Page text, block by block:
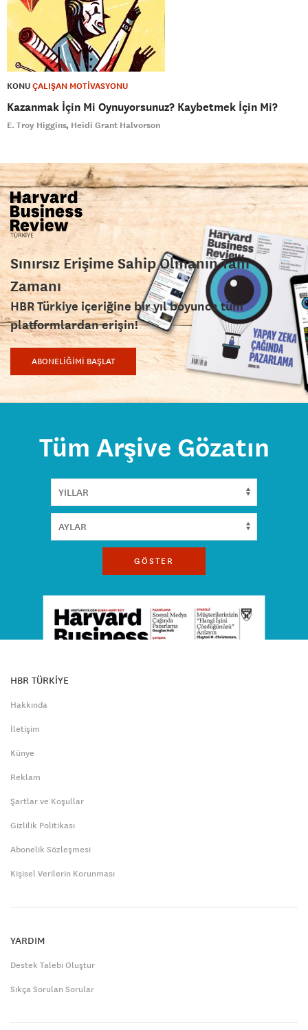
KONUÇALIŞAN MOTİVASYONU
Kazanmak İçin Mi Oynuyorsunuz? Kaybetmek İçin Mi?
E. Troy Higgins Heidi Grant Halvorson
Sınırsız Erişime Sahip Olmanın Tam
Zamanı
HBR Türkiye içeriğine bir yıl boyunca tüm
platformlardan erişin!
ABONELİĞİMİ BAŞLAT
Tüm Arşive Gözatın
GÖSTER
HBR TÜRKİYE
Hakkında
İletişim
Künye
Reklam
Şartlar ve Koşullar
Gizlilik Politikası
Abonelik Sözleşmesi
Kişisel Verilerin Korunması
YARDIM
Destek Talebi Oluştur
Sıkça Sorulan Sorular